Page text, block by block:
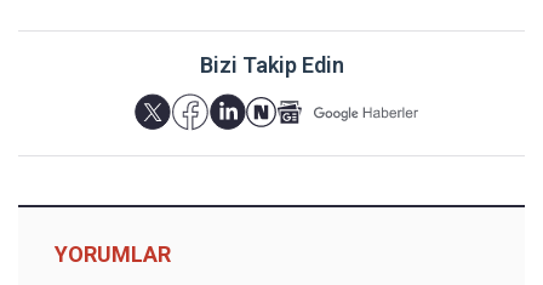
Bizi Takip Edin
YORUMLAR